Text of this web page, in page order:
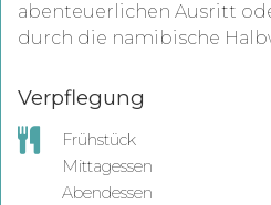
abenteuerlichen Ausritt
durch die namibische
Verpflegung
Frühstück
Mittagessen
Abendessen